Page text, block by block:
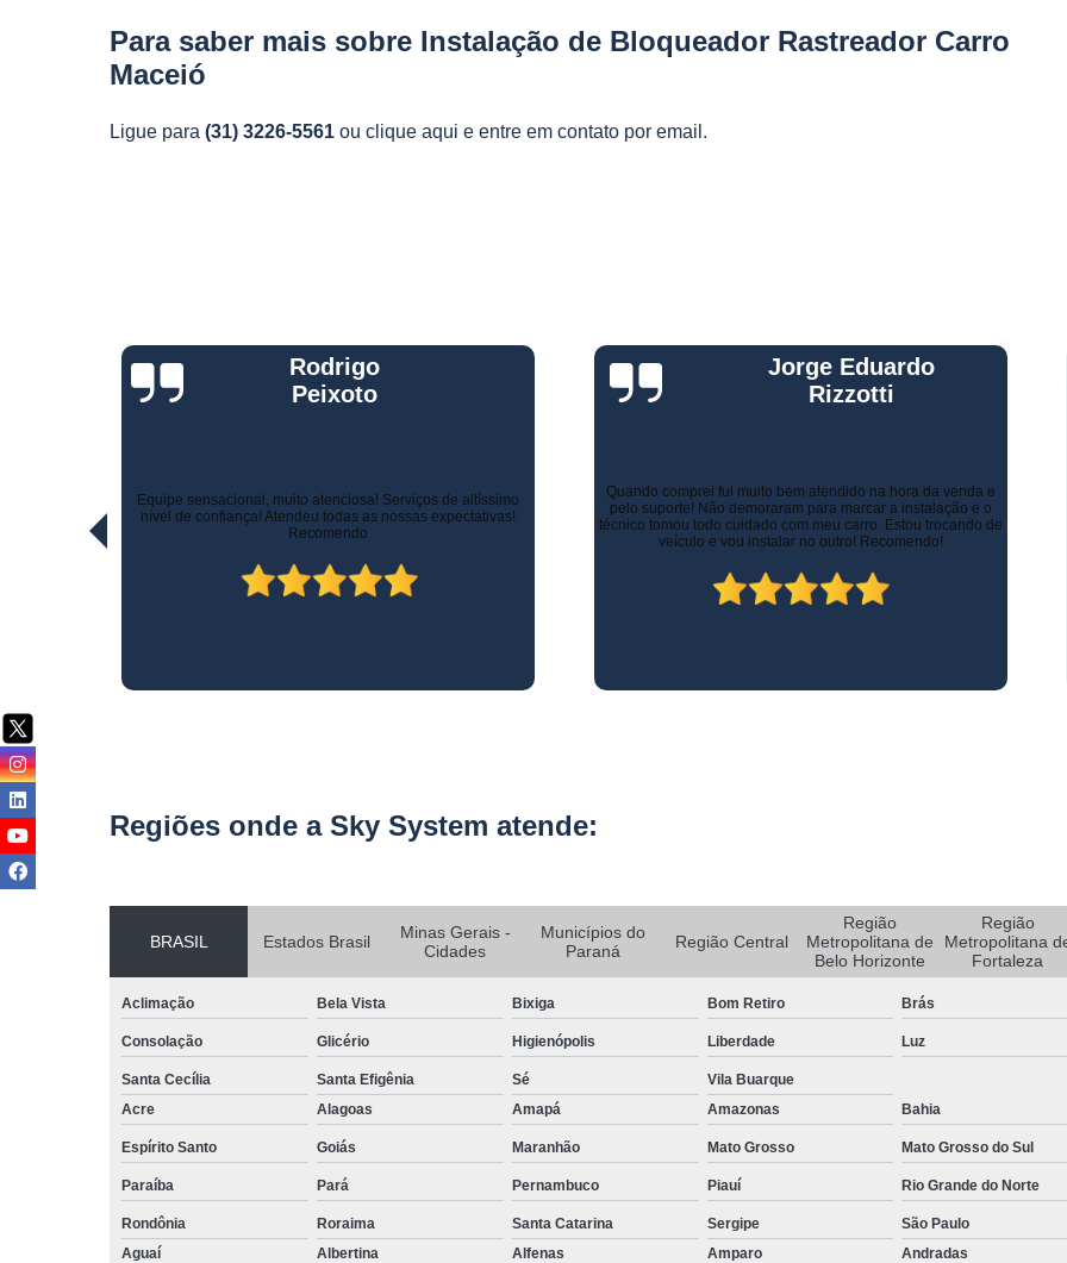
veiculares
Telemetrias
veiculares
Gestão de Frota de Veículos Minas Gerais
Monitoramento de Horímetro
Rastreamento e Monitoramento
Monitoramento Gps
Monitoramento Veicular Belo Horizonte
Monitoramento Veicular por Câmeras
Rastreador de Carro e Moto
Gps Veicular Rastreador
Rastreador Automotivo Belo Horizonte
Rastreador e Bloqueador Automotivo
Rastreador e Bloqueador Veicular
Empresa de Rastreamento de
Rastreador de Caminhão
Rastreador de Caminhão Minas
Rastreador para Caminhão
Para saber mais sobre Instalação de Bloqueador Rastreador Carro
Maceió
Ligue para (31) 3226-5561 ou clique aqui e entre em contato por email.
Jorge Eduardo
Rizzotti
Quando comprei fui muito bem atendido na hora da venda e
pelo suporte! Não demoraram para marcar a instalação e o
técnico tomou todo cuidado com meu carro. Estou trocando de
veículo e vou instalar no outro! Recomendo!
Gustavo Leone
controlar as entregas tanto urbanas como no Estado de Minas
Gerais. Contratamos os serviços de rastreamento e logística.
Inicialmente já economizamos com os custos com seguros.
Atualmente, contamos com diversos recursos que tornam as
Regiões onde a Sky System atende:
BRASIL Estados Brasil
Minas Gerais -
Cidades
Municípios do
Paraná
Região Central
Região
Metropolitana de
Belo Horizonte
Região
Metropolitana
Fortaleza
Aclimação Bela Vista Bixiga Bom Retiro Brás
Consolação Glicério Higienópolis Liberdade Luz
Santa Cecília Santa Efigênia Sé
Vila Buarque
Acre
Alagoas Amapá Amazonas Bahia
Espírito Santo Goiás Maranhão Mato Grosso Mato Grosso do Sul
Paraíba Pará Pernambuco Piauí Rio Grande do Norte
Rondônia Roraima Santa Catarina Sergipe São Paulo
Aguaí
Albertina Alfenas Amparo Andradas